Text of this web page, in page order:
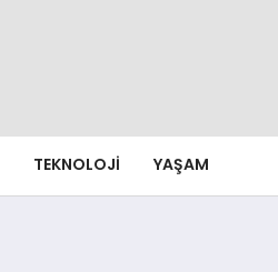
TEKNOLOJI YAŞAM